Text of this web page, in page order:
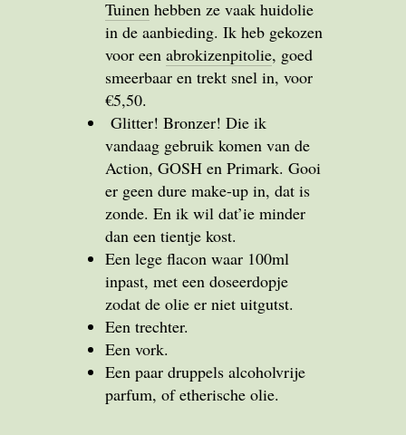
Tuinen hebben ze vaak huidolie
in de aanbieding. Ik heb gekozen
voor een abrokizenpitolie, goed
smeerbaar en trekt snel in, voor
€5,50.
Glitter! Bronzer! Die ik
vandaag gebruik komen van de
Action, GOSH en Primark. Gooi
er geen dure make-up in, dat is
zonde. En ik wil dat’ie minder
dan een tientje kost.
Een lege flacon waar 100ml
inpast, met een doseerdopje
zodat de olie er niet uitgutst.
Een trechter.
Een vork.
Een paar druppels alcoholvrije
parfum, of etherische olie.